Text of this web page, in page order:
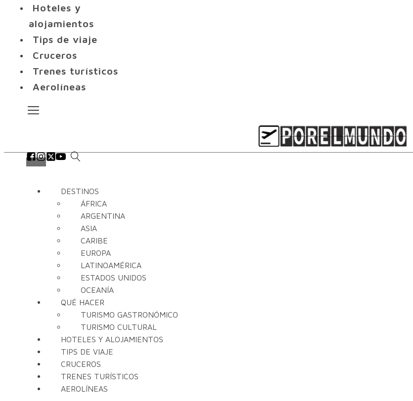
Hoteles y
alojamientos
Tips de viaje
Cruceros
Trenes turísticos
Aerolíneas
DESTINOS
ÁFRICA
ARGENTINA
ASIA
CARIBE
EUROPA
LATINOAMÉRICA
ESTADOS UNIDOS
OCEANÍA
QUÉ HACER
TURISMO GASTRONÓMICO
TURISMO CULTURAL
HOTELES Y ALOJAMIENTOS
TIPS DE VIAJE
CRUCEROS
TRENES TURÍSTICOS
AEROLÍNEAS